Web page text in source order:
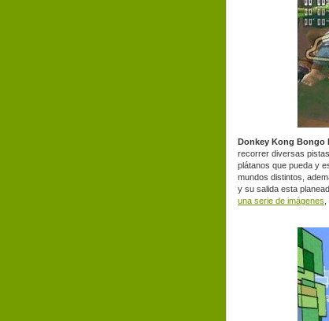
Donkey Kong Bongo
recorrer diversas
plátanos que pueda y
mundos distintos,
y su salida esta
una serie de imágenes